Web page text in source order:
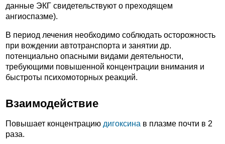
данные ЭКГ свидетельствуют о преходящем
ангиоспазме).
В период лечения необходимо соблюдать осторожность
при вождении автотранспорта и занятии др.
потенциально опасными видами деятельности,
требующими повышенной концентрации внимания и
быстроты психомоторных реакций.
Взаимодействие
Повышает концентрацию дигоксина в плазме почти в 2
раза.